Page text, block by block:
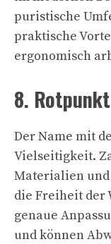
puristische
praktische
ergonomisch
8. Rotpunkt
Der Name mit
Vielseitigkeit.
Materialien
die Freiheit der
genaue
und können